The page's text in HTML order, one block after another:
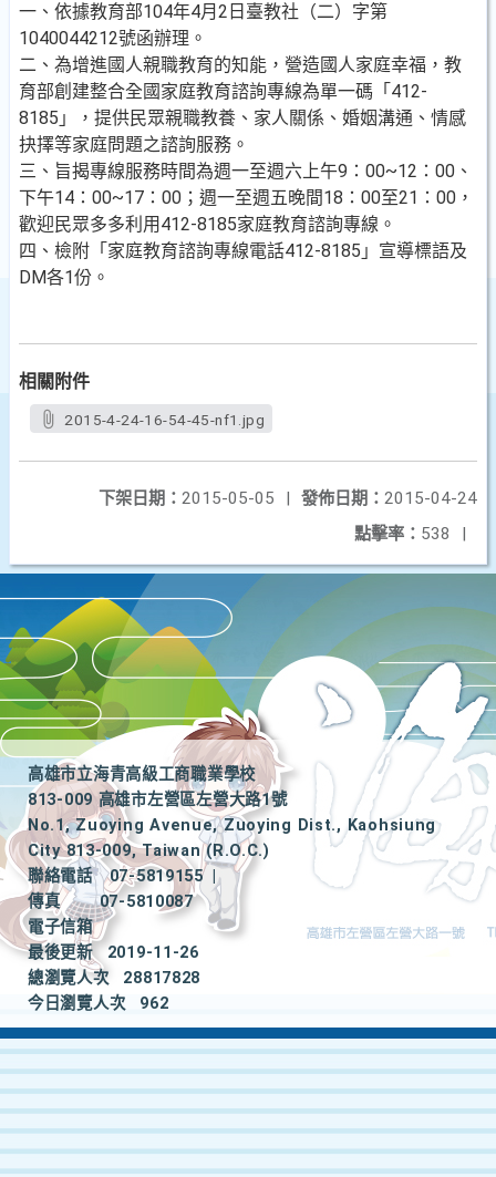
一、依據教育部104年4月2日臺教社（二）字第
1040044212號函辦理。
二、為增進國人親職教育的知能，營造國人家庭幸福，教
育部創建整合全國家庭教育諮詢專線為單一碼「412-
8185」，提供民眾親職教養、家人關係、婚姻溝通、情感
抉擇等家庭問題之諮詢服務。
三、旨揭專線服務時間為週一至週六上午9：00~12：00、
下午14：00~17：00；週一至週五晚間18：00至21：00，
歡迎民眾多多利用412-8185家庭教育諮詢專線。
四、檢附「家庭教育諮詢專線電話412-8185」宣導標語及
DM各1份。
相關附件
2015-4-24-16-54-45-nf1.jpg
發佈日期： 2015-04-24
下架日期： 2015-05-05
|
點擊率： 538 |
高雄市立海青高級工商職業學校
813-009 高雄市左營區左營大路1號
No.1, Zuoying Avenue, Zuoying Dist., Kaohsiung
City 813-009, Taiwan (R.O.C.)
聯絡電話
07-5819155
|
傳真
07-5810087
電子信箱
最後更新
2019-11-26
總瀏覽人次
28817828
今日瀏覽人次
962